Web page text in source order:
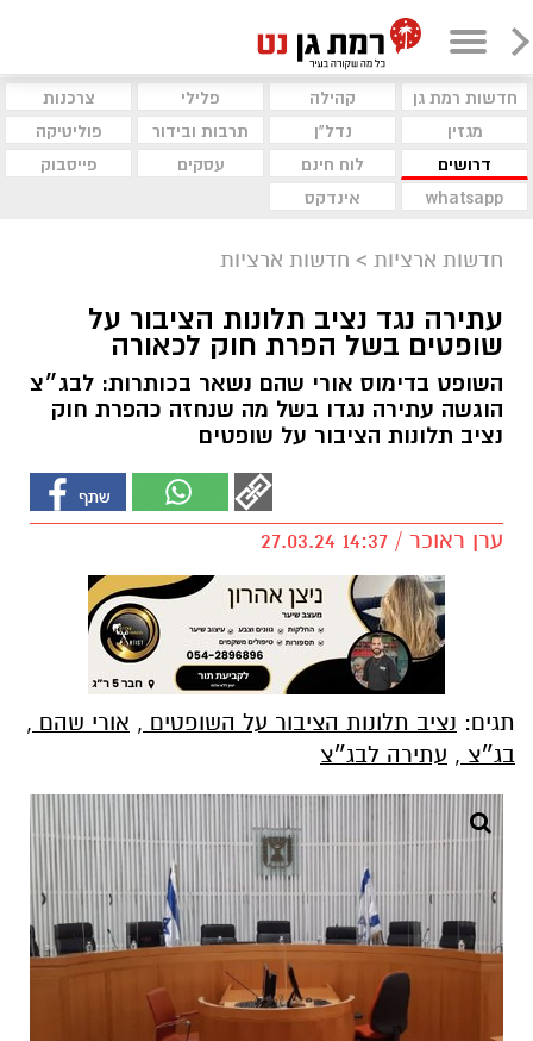
חדשות רמת גן קהילה פלילי
צרכנות
מגזין
נדל"ן תרבות ובידור
פוליטיקה
דרושים
לוח חינם עסקים
פייסבוק
whatsapp
אינדקס
חדשות ארציות > חדשות ארציות
עתירה נגד נציב תלונות הציבור על
שופטים בשל הפרת חוק לכאורה
השופט בדימוס אורי שהם נשאר בכותרות: לבג״צ
הוגשה עתירה נגדו בשל מה שנחזה כהפרת חוק
נציב תלונות הציבור על שופטים
ערן ראוכר / 14:37 27.03.24
תגים: נציב תלונות הציבור על השופטים , אורי שהם ,
בג״צ , עתירה לבג״צ